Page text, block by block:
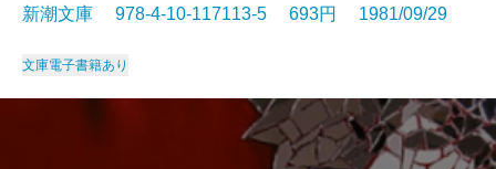
新潮文庫 978-4-10-117113-5 693円 1981/09/29
文庫電子書籍あり